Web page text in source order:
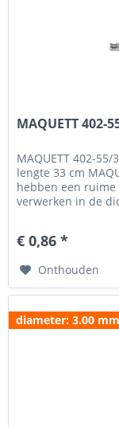
MAQUETT
MAQUETT 402-
lengte 33 cm
hebben een
verwerken in de
programma verf
€ 0,86 *
Onthouden
diameter: 3.00 mm